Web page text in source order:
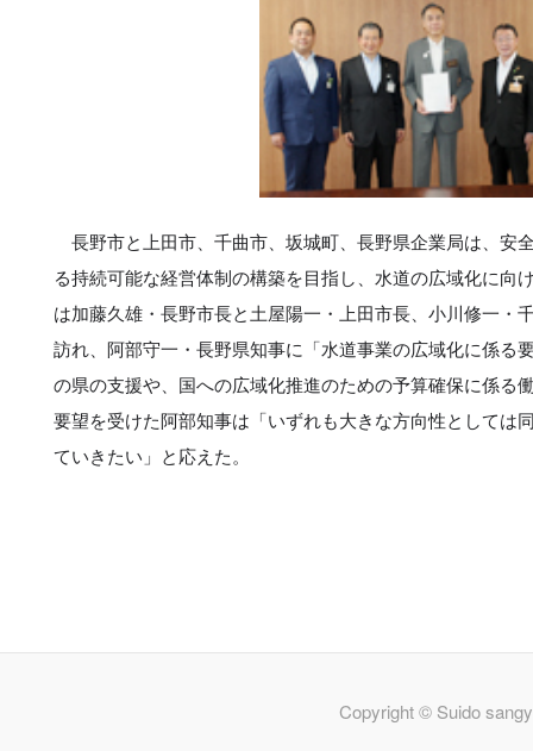
長野市と上田市、千曲市、坂城町、長野県企業局は、安
る持続可能な経営体制の構築を目指し、水道の広域化に向
は加藤久雄・長野市長と土屋陽一・上田市長、小川修一・
訪れ、阿部守一・長野県知事に「水道事業の広域化に係る
の県の支援や、国への広域化推進のための予算確保に係る
要望を受けた阿部知事は「いずれも大きな方向性としては
ていきたい」と応えた。
Copyright © Suido